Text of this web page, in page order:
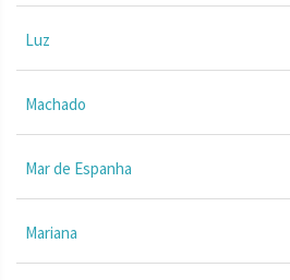
Luz
Machado
Mar de Espanha
Mariana